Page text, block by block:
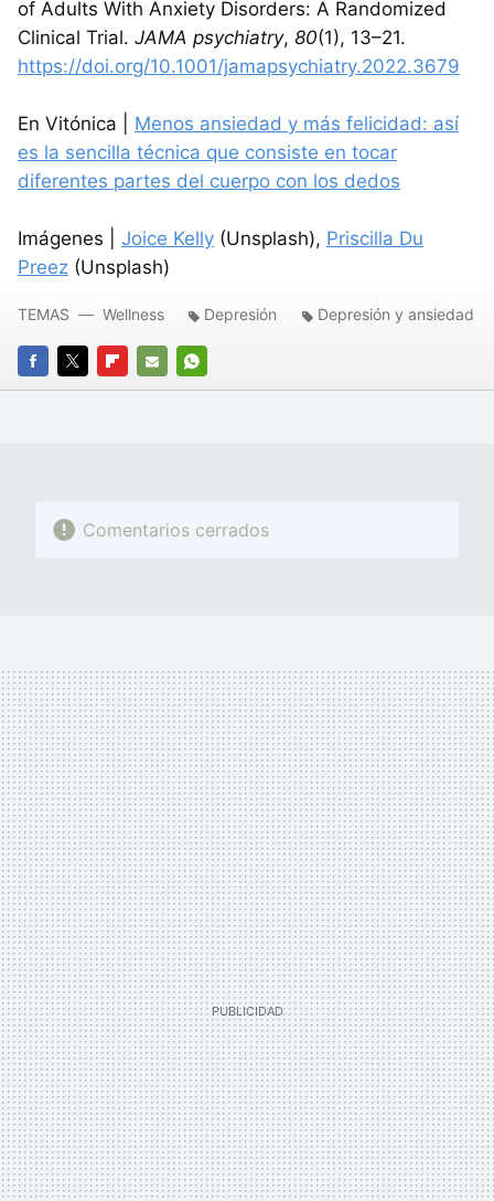
of Adults With Anxiety Disorders: A Randomized
Clinical Trial. JAMA psychiatry, 80(1), 13–21.
https://doi.org/10.1001/jamapsychiatry.2022.3679
En Vitónica | Menos ansiedad y más felicidad: así
es la sencilla técnica que consiste en tocar
diferentes partes del cuerpo con los dedos
Imágenes | Joice Kelly (Unsplash), Priscilla Du
Preez (Unsplash)
FACEBOOK
TWITTERFLIPBOARD
E-
WHATSAPP
TEMAS Wellness Depresión Depresión y ansiedad
Comentarios cerrados